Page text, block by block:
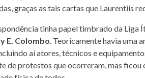
graças as tais cartas que Laurentiis
tinha papel timbrado da Liga
E. Colombo . Teoricamente havia uma
aí atores, técnicos e
de protestos que ocorreram, mas